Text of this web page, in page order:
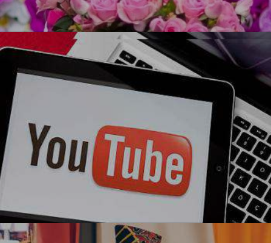
Ми-ми-ми
УЗНАТЬ БОЛЬШЕ
Блогерская вечеринка